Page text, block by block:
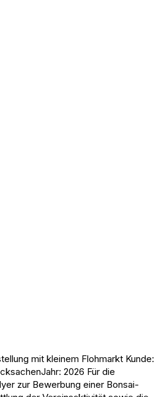
mit kleinem Flohmarkt Kunde:
2026 Für die
zur Bewerbung einer Bonsai-